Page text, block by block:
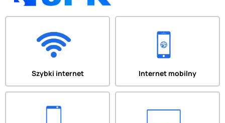
Szybki internet Internet mobilny